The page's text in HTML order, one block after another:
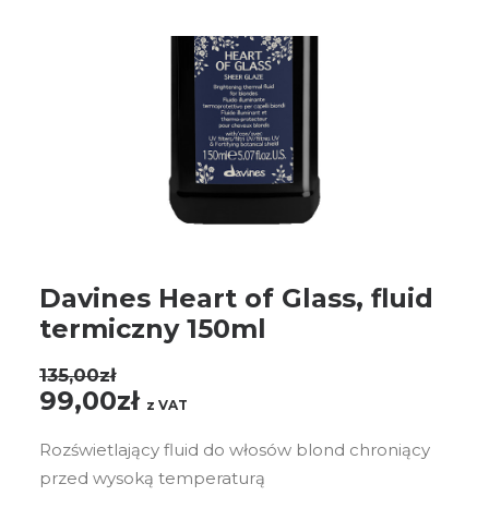
Davines Heart of Glass, fluid
termiczny 150ml
135,00zł
Pierwotna
wynosiła:
135,00zł.
99,00złAktualna
wynosi:
99,00zł.
z VAT
Rozświetlający fluid do włosów blond chroniący
przed wysoką temperaturą